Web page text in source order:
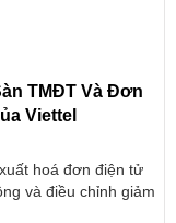
TMĐT Và Đơn
Viettel
hoá đơn điện tử
và điều chỉnh giảm